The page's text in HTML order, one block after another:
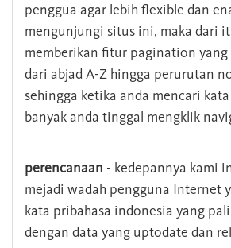
penggua agar lebih flexible dan
mengunjungi situs ini, maka dari
memberikan fitur pagination yang
dari abjad A-Z hingga perurutan
sehingga ketika anda mencari
banyak anda tinggal mengklik
perencanaan - kedepannya kami
mejadi wadah pengguna Internet
kata pribahasa indonesia yang
dengan data yang uptodate dan